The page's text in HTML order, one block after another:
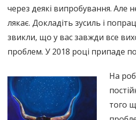
через деякі випробування. Але
лякає. Докладіть зусиль і
звикли, що у вас завжди все
проблем. У 2018 році припаде
На
того